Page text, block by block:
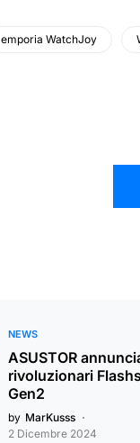
emporia WatchJoy
NEWS
ASUSTOR
rivoluzionari
Gen2
by MarKusss
2 Dicembre 2024